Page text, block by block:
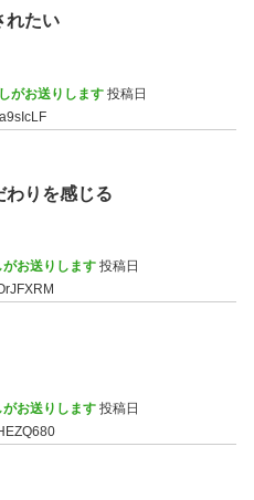
れたい
がお送りします 投稿日
わりを感じる
お送りします 投稿日
お送りします 投稿日